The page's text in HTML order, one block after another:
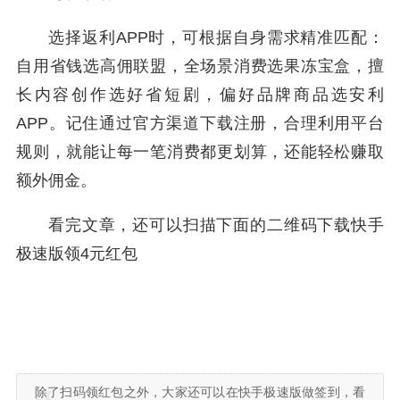
选择返利APP时，可根据自身需求精准匹配：
自用省钱选高佣联盟，全场景消费选果冻宝盒，擅
长内容创作选好省短剧，偏好品牌商品选安利
APP。记住通过官方渠道下载注册，合理利用平台
规则，就能让每一笔消费都更划算，还能轻松赚取
额外佣金。
看完文章，还可以扫描下面的二维码下载快手
极速版领4元红包
除了扫码领红包之外，大家还可以在快手极速版做签到，看